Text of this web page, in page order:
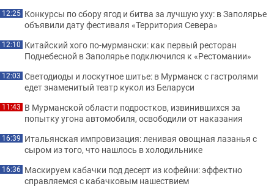
12:25 Конкурсы по сбору ягод и битва за лучшую уху: в Заполярье
объявили дату фестиваля «Территория Севера»
12:10 Китайский хого по-мурмански: как первый ресторан
Поднебесной в Заполярье подключился к «Рестомании»
12:03 Светодиоды и лоскутное шитье: в Мурманск с гастролями
едет знаменитый театр кукол из Беларуси
11:43 В Мурманской области подростков, извинившихся за
попытку угона автомобиля, освободили от наказания
16:39 Итальянская импровизация: ленивая овощная лазанья с
сыром из того, что нашлось в холодильнике
16:36 Маскируем кабачки под десерт из кофейни: эффектно
справляемся с кабачковым нашествием